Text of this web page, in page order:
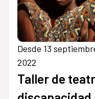
Desde 13
2022
Taller de